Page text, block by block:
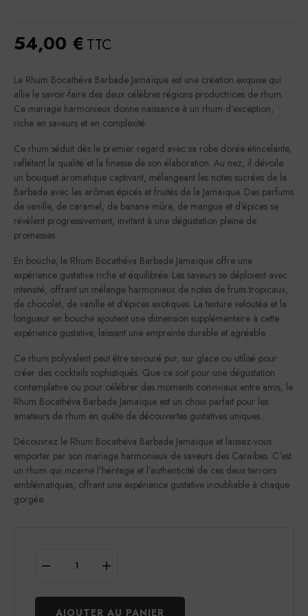
54,00 € TTC
Le Rhum Bocathéva Barbade Jamaïque est une création exquise qui
allie le savoir-faire des deux célèbres régions productrices de rhum.
Ce mariage harmonieux donne naissance à un rhum d'exception,
riche en saveurs et en complexité.
Ce rhum séduit dès le premier regard avec sa robe dorée étincelante,
reflétant la qualité et la finesse de son élaboration. Au nez, il dévoile
un bouquet aromatique captivant, mélangeant les notes sucrées de la
Barbade avec les arômes épicés et fruités de la Jamaïque. Des parfums
de vanille, de caramel, de banane mûre, de mangue et d'épices se
révèlent progressivement, invitant à une dégustation pleine de
promesses.
En bouche, le Rhum Bocathéva Barbade Jamaïque offre une
expérience gustative riche et équilibrée. Les saveurs se déploient avec
intensité, offrant un mélange harmonieux de notes de fruits tropicaux,
de chocolat, de vanille et d'épices exotiques. La texture veloutée et la
longueur en bouche ajoutent une dimension supplémentaire à cette
expérience gustative, laissant une empreinte durable et agréable.
Ce rhum polyvalent peut être savouré pur, sur glace ou utilisé pour
créer des cocktails sophistiqués. Que ce soit pour une dégustation
contemplative ou pour célébrer des moments conviviaux entre amis, le
Rhum Bocathéva Barbade Jamaïque est un choix parfait pour les
amateurs de rhum en quête de découvertes gustatives uniques.
Découvrez le Rhum Bocathéva Barbade Jamaïque et laissez-vous
emporter par son mariage harmonieux de saveurs des Caraïbes. C'est
un rhum qui incarne l'héritage et l'authenticité de ces deux terroirs
emblématiques, offrant une expérience gustative inoubliable à chaque
gorgée.
AJOUTER AU PANIER